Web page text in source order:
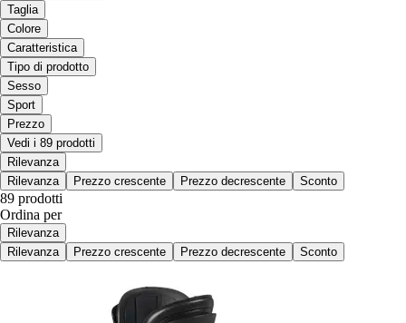
Taglia
Colore
Caratteristica
Tipo di prodotto
Sesso
Sport
Prezzo
Vedi i 89 prodotti
Rilevanza
Rilevanza
Prezzo crescente Prezzo decrescente Sconto
89 prodotti
Ordina per
Rilevanza
Rilevanza
Prezzo crescente Prezzo decrescente Sconto